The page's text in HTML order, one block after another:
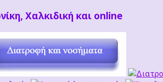
Χαλκιδική και online